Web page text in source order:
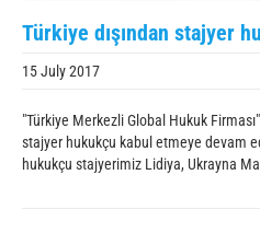
Türkiye dışından stajyer
15 July 2017
"Türkiye Merkezli Global Hukuk
stajyer hukukçu kabul etmeye devam
hukukçu stajyerimiz Lidiya, Ukrayna